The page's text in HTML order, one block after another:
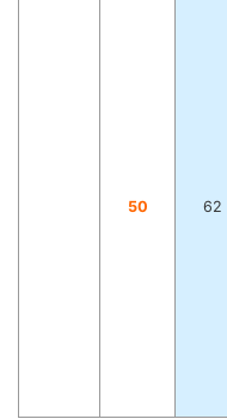
50 62